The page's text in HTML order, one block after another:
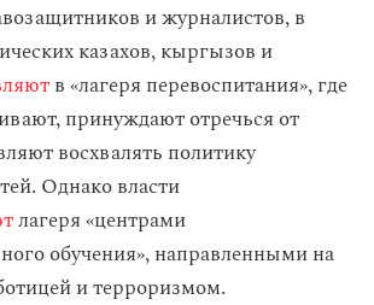
и журналистов, в
казахов, кыргызов и
в «лагеря перевоспитания», где
принуждают отречься от
восхвалять политику
Однако власти
лагеря «центрами
обучения», направленными на
и терроризмом.